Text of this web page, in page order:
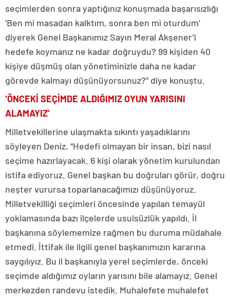
seçimlerden sonra yaptığınız konuşmada başarısızlığı
‘Ben mi masadan kalktım, sonra ben mi oturdum’
diyerek Genel Başkanımız Sayın Meral Akşener’i
hedefe koymanız ne kadar doğruydu? 99 kişiden 40
kişiye düşmüş olan yönetiminizle daha ne kadar
görevde kalmayı düşünüyorsunuz?” diye konuştu.
‘ÖNCEKİ SEÇİMDE ALDIĞIMIZ OYUN YARISINI
ALAMAYIZ’
Milletvekillerine ulaşmakta sıkıntı yaşadıklarını
söyleyen Deniz, “Hedefi olmayan bir insan, bizi nasıl
seçime hazırlayacak. 6 kişi olarak yönetim kurulundan
istifa ediyoruz. Genel başkan bu doğruları görür, doğru
neşter vurursa toparlanacağımızı düşünüyoruz.
Milletvekilliği seçimleri öncesinde yapılan temayül
yoklamasında bazı ilçelerde usulsüzlük yapıldı. İl
başkanına söylememize rağmen bu duruma müdahale
etmedi. İttifak ile ilgili genel başkanımızın kararına
saygılıyız. Bu il başkanıyla yerel seçimlerde, önceki
seçimde aldığımız oyların yarısını bile alamayız. Genel
merkezden randevu istedik. Muhalefete muhalefet